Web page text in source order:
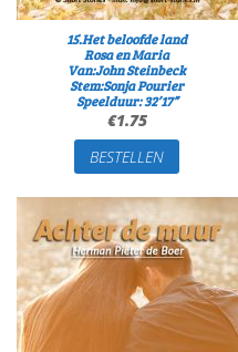
15.Het beloofde land
Rosa en Maria
Van:John Steinbeck
Stem:Sonja Pourier
Speelduur: 32’17”
€1.75
BESTELLEN